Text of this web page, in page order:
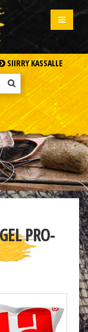
SIIRRY KASSALLE
PRO-